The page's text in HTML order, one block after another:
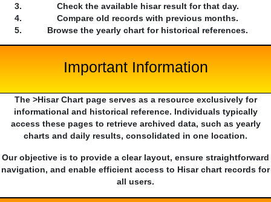
Check the available hisar result for that day.
Compare old records with previous months.
Browse the yearly chart for historical references.
Important Information
The >Hisar Chart page serves as a resource exclusively for
informational and historical reference. Individuals typically
access these pages to retrieve archived data, such as yearly
charts and daily results, consolidated in one location.
Our objective is to provide a clear layout, ensure straightforward
navigation, and enable efficient access to Hisar chart records for
all users.